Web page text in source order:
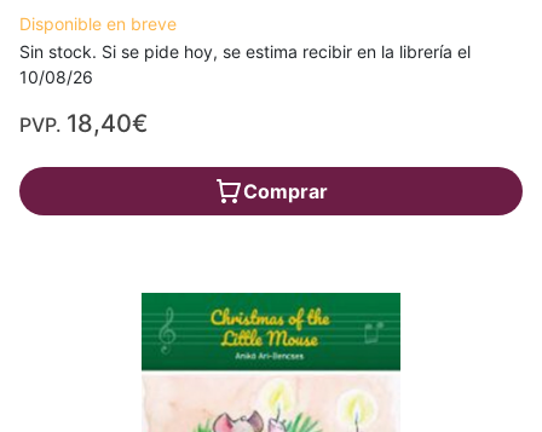
Disponible en breve
Sin stock. Si se pide hoy, se estima recibir en la librería el
10/08/26
PVP. 18,40€
Comprar